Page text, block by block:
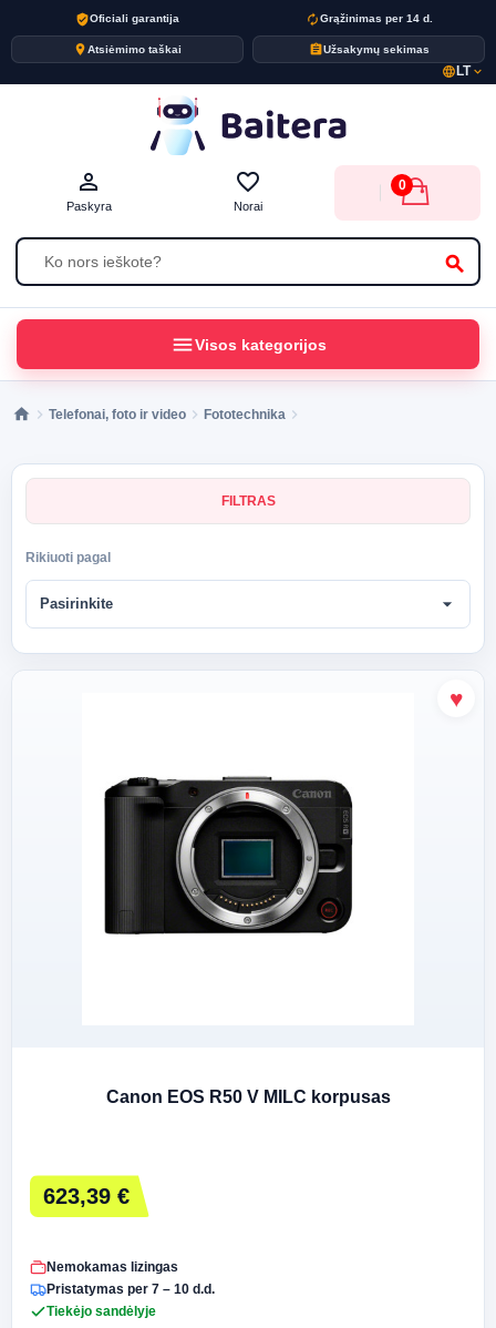
verified_userOficiali garantija autorenewGrąžinimas per 14 d.
placeAtsiėmimo taškai assignmentUžsakymų sekimas
language LTexpand_more
search
person_outline
Paskyra
favorite_border
Norai
0
menuVisos kategorijos
Telefonai, foto ir video Fototechnika
FILTRAS
Rikiuoti pagal
Pasirinkite arrow_drop_down
Canon EOS R50 V MILC korpusas
623,39 €
Nemokamas lizingas
Pristatymas per 7 – 10 d.d.
Tiekėjo sandėlyje